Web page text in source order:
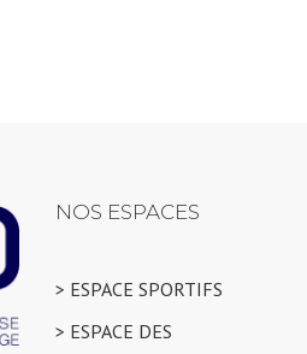
NOS ESPACES
> ESPACE SPORTIFS
> ESPACE DES